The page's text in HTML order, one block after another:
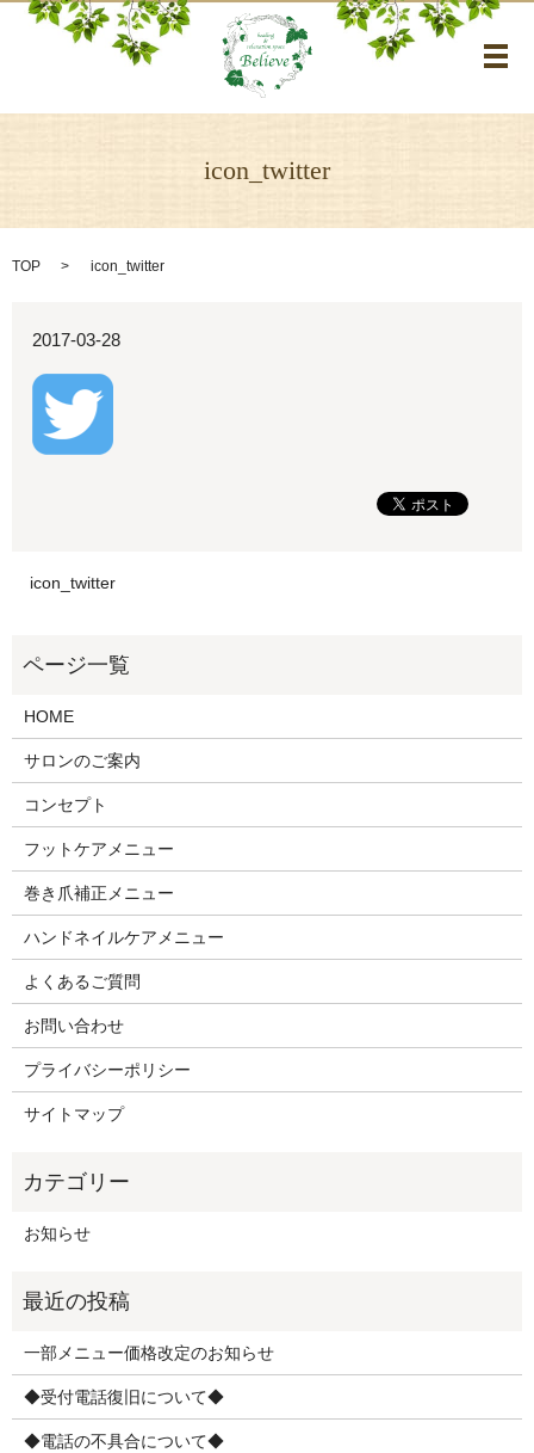
メ
icon_twitter
TOP icon_twitter
2017-03-28
icon_twitter
HOME
サロンのご案内
コンセプト
フットケアメニュー
巻き爪補正メニュー
ハンドネイルケアメニュー
よくあるご質問
お問い合わせ
プライバシーポリシー
サイトマップ
お知らせ
一部メニュー価格改定のお知らせ
◆受付電話復旧について◆
◆電話の不具合について◆